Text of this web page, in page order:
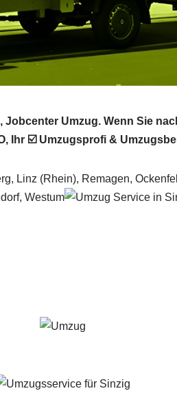
Umzug. Wenn Sie
Ihr ☑️ Umzugsprofi &